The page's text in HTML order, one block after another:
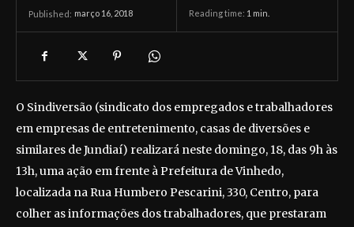
Published: março 16, 2018 Reading time: 1 min.
O Sindiversão (sindicato dos empregados e trabalhadores
em empresas de entretenimento, casas de diversões e
similares de Jundiaí) realizará neste domingo, 18, das 9h às
13h, uma ação em frente à Prefeitura de Vinhedo,
localizada na Rua Humbero Pescarini, 330, Centro, para
colher as informações dos trabalhadores, que prestaram